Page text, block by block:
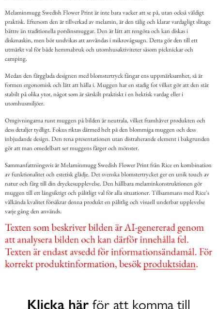
Melaminmugg Swedish Flower Print är inte bara vacker att se på, utan också väldigt
praktisk. Eftersom den är tillverkad av melamin, är den tålig och klarar vardagligt slitage
bättre än traditionella porslinsmuggar. Den är lätt att rengöra och kan diskas i
diskmaskin, men bör undvikas att användas i mikrovågsugn. Detta gör den till ett
utmärkt val för både hemmabruk och utomhusaktiviteter såsom picknickar och
camping.
Medan den färgglada designen med blomstertryck fångar ens uppmärksamhet, så är
formen ergonomisk och lätt att hålla i. Muggen har en stadig fot vilket gör att den står
stabilt på olika ytor, något som är särskilt praktiskt i en hektisk vardag eller i
utomhusmiljöer.
Omgivningarna runt muggen på bilden är neutrala, vilket framhäver produkten och
dess detaljer tydligt. Fokus riktas därmed helt på den blommiga muggen och dess
inbjudande design. Den rena presentationen utan distraherande element i bakgrunden
gör att man omedelbart ser muggens färger och mönster.
Sammanfattningsvis är Melaminmugg Swedish Flower Print från Rice en kombination
av funktionalitet och estetisk glädje. Det svenska blomstertrycket ger en unik touch av
natur och färg till din dryckesupplevelse. Den hållbara melaminkonstruktionen gör
muggen till ett långsiktigt och pålitligt val för alla situationer. Tillsammans med Rice's
välkända kvalitet försäkrar denna produkt en pålitlig och visuell underbar upplevelse
varje gång den används.
Klicka härför att komma till